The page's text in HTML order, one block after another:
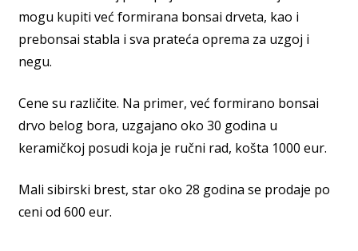
mogu kupiti već formirana bonsai drveta, kao i
prebonsai stabla i sva prateća oprema za uzgoj i
negu.
Cene su različite. Na primer, već formirano bonsai
drvo belog bora, uzgajano oko 30 godina u
keramičkoj posudi koja je ručni rad, košta 1000 eur.
Mali sibirski brest, star oko 28 godina se prodaje po
ceni od 600 eur.